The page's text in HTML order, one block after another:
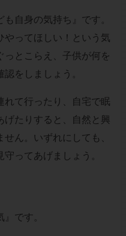
自身の気持ち』です。
やってほしい！という気
っとこらえ、子供が何を
をしましょう。
れて行ったり、自宅で眠
げたりすると、自然と興
ん。いずれにしても、
ってあげましょう。
です。